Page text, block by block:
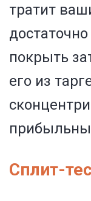
тратит
покрыть
его из
Сплит-